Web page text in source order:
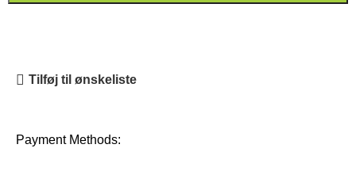
Tilføj til ønskeliste
Payment Methods: